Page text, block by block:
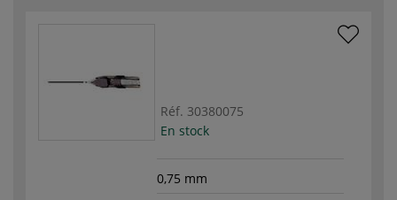
Réf. 30380075
En stock
0,75 mm